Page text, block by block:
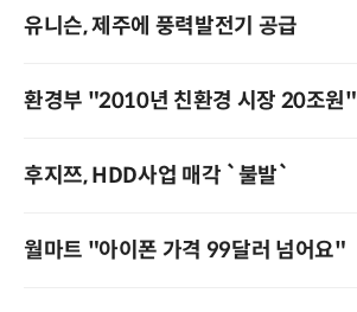
유니슨, 제주에 풍력발전기 공급
환경부 "2010년 친환경 시장 20조원"
후지쯔, HDD사업 매각 `불발`
월마트 "아이폰 가격 99달러 넘어요"